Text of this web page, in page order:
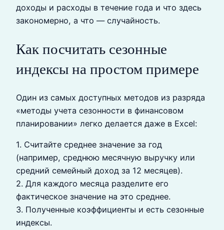
доходы и расходы в течение года и что здесь
закономерно, а что — случайность.
Как посчитать сезонные
индексы на простом примере
Один из самых доступных методов из разряда
«методы учета сезонности в финансовом
планировании» легко делается даже в Excel:
1. Считайте среднее значение за год
(например, среднюю месячную выручку или
средний семейный доход за 12 месяцев).
2. Для каждого месяца разделите его
фактическое значение на это среднее.
3. Полученные коэффициенты и есть сезонные
индексы.